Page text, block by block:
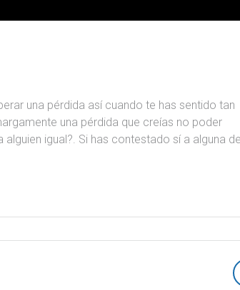
una pérdida así cuando te has sentido tan
una pérdida que creías no poder
igual?. Si has contestado sí a alguna